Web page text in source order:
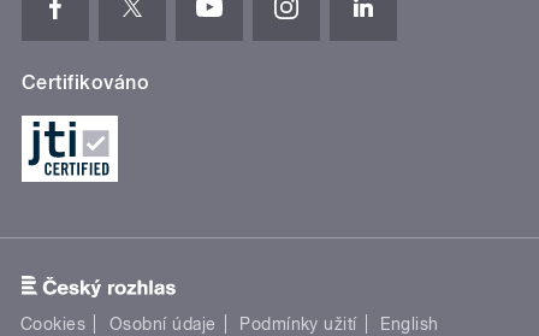
Certifikováno
Cookies Osobní údaje Podmínky užití English